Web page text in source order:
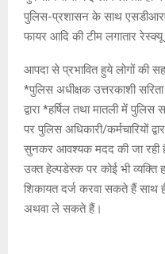
पुलिस-प्रशासन के साथ
फायर आदि की टीम लगातार रेस्क्यू
आपदा से प्रभावित हुये लोगों की
*पुलिस अधीक्षक उत्तरकाशी
द्वारा *हर्षिल तथा मातली में
पर पुलिस अधिकारी/कर्मचारियों
सुनकर आवश्यक मदद की जा रही
उक्त हेल्पडेस्क पर कोई भी व्यक्ति
शिकायत दर्ज करवा सकते हैं साथ
अथवा ले सकते हैं।